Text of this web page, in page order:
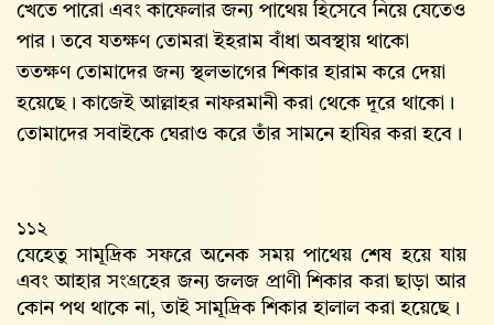
খেতে পারো এবং কাফেলার জন্য পাথেয় হিসেবে নিয়ে যেতেও
পার। তবে যতক্ষণ তোমরা ইহরাম বাঁধা অবস্থায় থাকো
ততক্ষণ তোমাদের জন্য স্থলভাগের শিকার হারাম করে দেয়া
হয়েছে। কাজেই আল্লাহর নাফরমানী করা থেকে দূরে থাকো।
তোমাদের সবাইকে ঘেরাও করে তাঁর সামনে হাযির করা হবে।
১১২
যেহেতু সামূদ্রিক সফরে অনেক সময় পাথেয় শেষ হয়ে যায়
এবং আহার সংগ্রহের জন্য জলজ প্রাণী শিকার করা ছাড়া আর
কোন পথ থাকে না, তাই সামূদ্রিক শিকার হালাল করা হয়েছে।